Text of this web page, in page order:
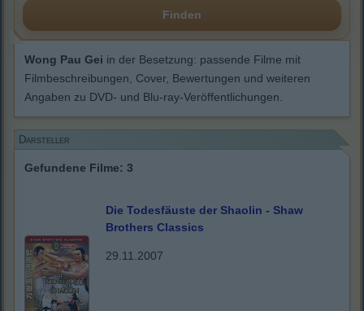
Finden
Wong Pau Gei in der Besetzung: passende Filme mit
Filmbeschreibungen, Cover, Bewertungen und weiteren
Angaben zu DVD- und Blu-ray-Veröffentlichungen.
Darsteller
Gefundene Filme: 3
Die Todesfäuste der Shaolin - Shaw
Brothers Classics
29.11.2007